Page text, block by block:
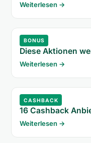
Weiterlesen →
BONUS
Diese Aktionen
Weiterlesen →
CASHBACK
16 Cashback
Weiterlesen →